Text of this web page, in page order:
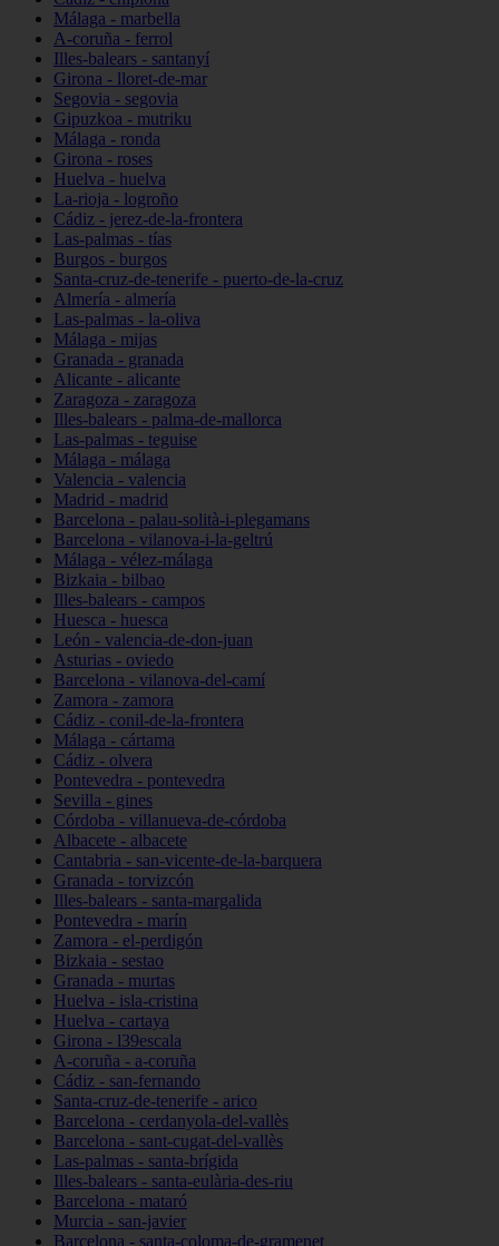
Málaga - marbella
A-coruña - ferrol
Illes-balears - santanyí
Girona - lloret-de-mar
Segovia - segovia
Gipuzkoa - mutriku
Málaga - ronda
Girona - roses
Huelva - huelva
La-rioja - logroño
Cádiz - jerez-de-la-frontera
Las-palmas - tías
Burgos - burgos
Santa-cruz-de-tenerife - puerto-de-la-cruz
Almería - almería
Las-palmas - la-oliva
Málaga - mijas
Granada - granada
Alicante - alicante
Zaragoza - zaragoza
Illes-balears - palma-de-mallorca
Las-palmas - teguise
Málaga - málaga
Valencia - valencia
Madrid - madrid
Barcelona - palau-solità-i-plegamans
Barcelona - vilanova-i-la-geltrú
Málaga - vélez-málaga
Bizkaia - bilbao
Illes-balears - campos
Huesca - huesca
León - valencia-de-don-juan
Asturias - oviedo
Barcelona - vilanova-del-camí
Zamora - zamora
Cádiz - conil-de-la-frontera
Málaga - cártama
Cádiz - olvera
Pontevedra - pontevedra
Sevilla - gines
Córdoba - villanueva-de-córdoba
Albacete - albacete
Cantabria - san-vicente-de-la-barquera
Granada - torvizcón
Illes-balears - santa-margalida
Pontevedra - marín
Zamora - el-perdigón
Bizkaia - sestao
Granada - murtas
Huelva - isla-cristina
Huelva - cartaya
Girona - l39escala
A-coruña - a-coruña
Cádiz - san-fernando
Santa-cruz-de-tenerife - arico
Barcelona - cerdanyola-del-vallès
Barcelona - sant-cugat-del-vallès
Las-palmas - santa-brígida
Illes-balears - santa-eulària-des-riu
Barcelona - mataró
Murcia - san-javier
Barcelona - santa-coloma-de-gramenet